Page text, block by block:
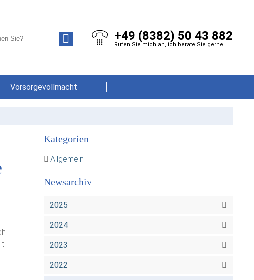
+49 (8382) 50 43 882
Rufen Sie mich an, ich berate Sie gerne!
Vorsorgevollmacht
Kategorien
Allgemein
Newsarchiv
2025
2024
2023
2022